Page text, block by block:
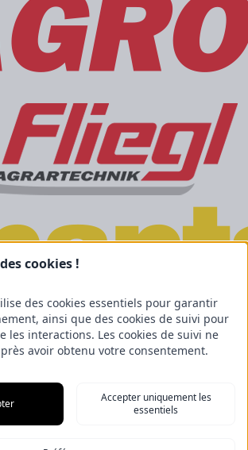
cookies !
des cookies essentiels pour garantir
ainsi que des cookies de suivi pour
les interactions. Les cookies de suivi ne
avoir obtenu votre consentement.
Accepter uniquement les
essentiels